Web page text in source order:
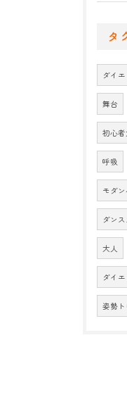
タ
ダイ
舞台
初心
呼吸
モダ
ダン
大人
ダイ
姿勢